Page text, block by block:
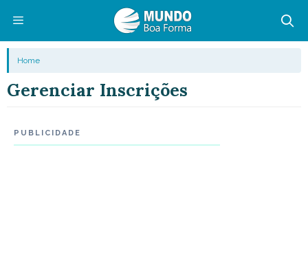
conteúdo
Menu
Home
Gerenciar Inscrições
PUBLICIDADE